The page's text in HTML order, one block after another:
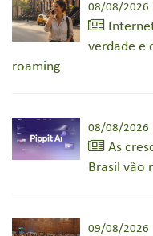
08/08/2026
verdade e
roaming
08/08/2026
As
Brasil vão
09/08/2026